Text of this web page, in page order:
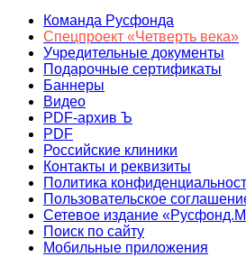
Команда Русфонда
Спецпроект «Четверть века»
Учредительные документы
Подарочные сертификаты
Баннеры
Видео
PDF-архив Ъ
PDF
Российские клиники
Контакты и реквизиты
Политика
Пользовательское
Сетевое издание
Поиск по сайту
Мобильные приложения